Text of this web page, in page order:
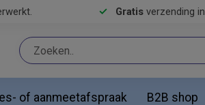
Gratis verzending in
of aanmeetafspraak B2B shop